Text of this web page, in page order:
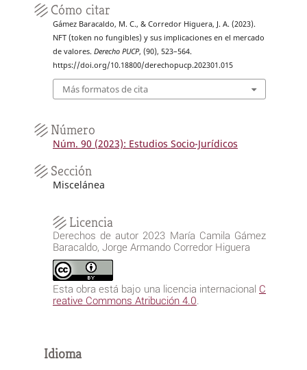
Cómo citar
Gámez Baracaldo, M. C., & Corredor Higuera, J. A. (2023).
NFT (token no fungibles) y sus implicaciones en el mercado
de valores. Derecho PUCP, (90), 523–564.
https://doi.org/10.18800/derechopucp.202301.015
Más formatos de cita
Número
Núm. 90 (2023): Estudios Socio-Jurídicos
Sección
Miscelánea
Licencia
Derechos de autor 2023 María Camila Gámez
Baracaldo, Jorge Armando Corredor Higuera
Esta obra está bajo una licencia internacional C
reative Commons Atribución 4.0.
Idioma